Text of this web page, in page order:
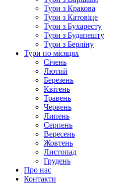
Тури з Кракова
Тури з Катовіце
Тури з Бухаресту
Тури з Будапешту
Тури з Берліну
Тури по місяцях
Січень
Лютий
Березень
Квітень
Травень
Червень
Липень
Серпень
Вересень
Жовтень
Листопад
Грудень
Про нас
Контакти